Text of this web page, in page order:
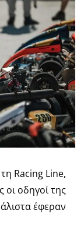
Racing Line,
οι οδηγοί της
έφεραν